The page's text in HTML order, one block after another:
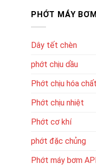
PHỚT MÁY BƠM
Dây tết chèn
phớt chịu dầu
Phớt chịu hóa chất
Phớt chịu nhiệt
Phớt cơ khí
phớt đặc chủng
Phớt máy bơm